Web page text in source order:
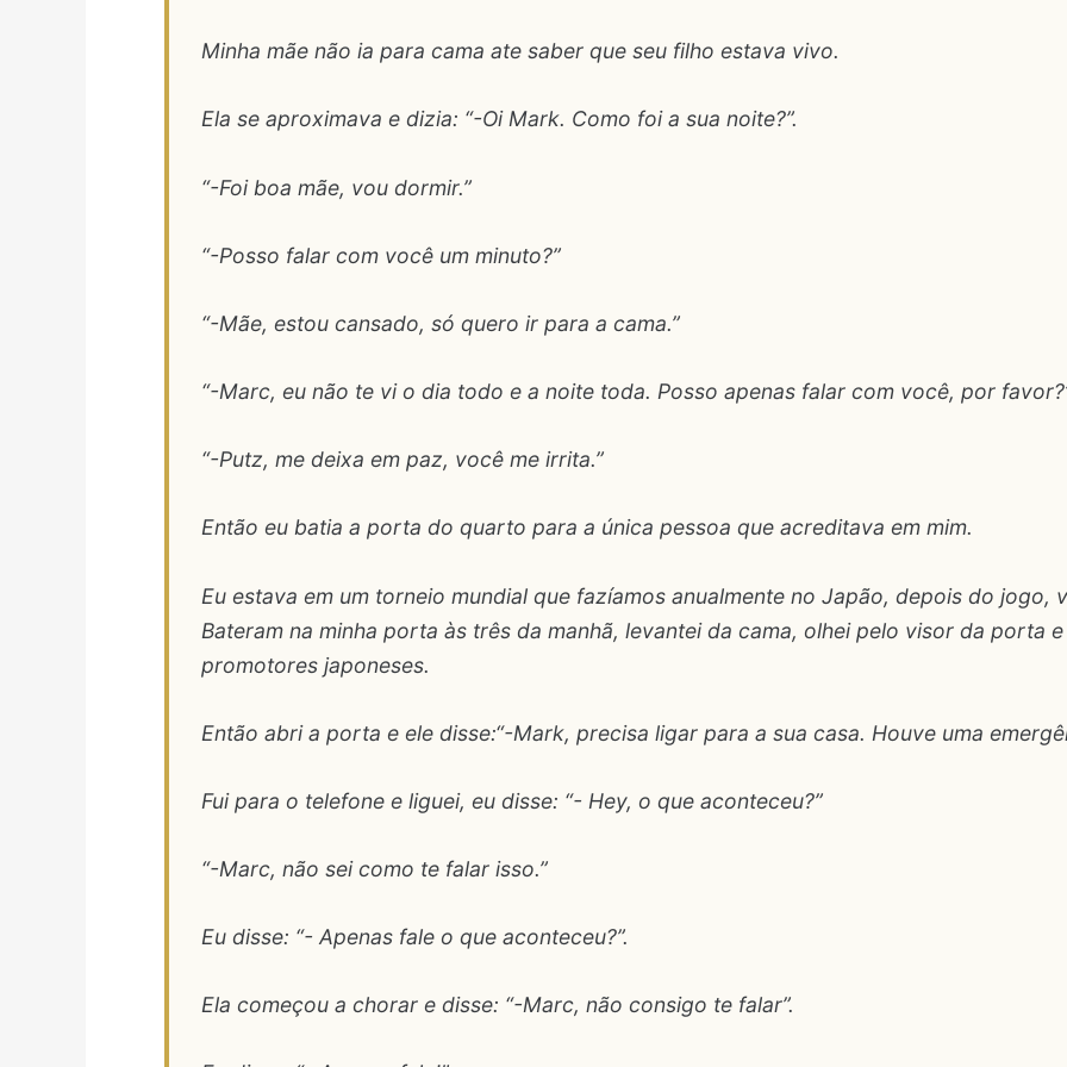
Minha mãe não ia para cama ate saber que seu filho estava vivo.
Ela se aproximava e dizia: “-Oi Mark. Como foi a sua noite?”.
“-Foi boa mãe, vou dormir.”
“-Posso falar com você um minuto?”
“-Mãe, estou cansado, só quero ir para a cama.”
“-Marc, eu não te vi o dia todo e a noite toda. Posso apenas falar com você, por
“-Putz, me deixa em paz, você me irrita.”
Então eu batia a porta do quarto para a única pessoa que acreditava em mim.
Eu estava em um torneio mundial que fazíamos anualmente no Japão, depois do jogo,
Bateram na minha porta às três da manhã, levantei da cama, olhei pelo visor da porta
promotores japoneses.
Então abri a porta e ele disse:“-Mark, precisa ligar para a sua casa. Houve uma
Fui para o telefone e liguei, eu disse: “- Hey, o que aconteceu?”
“-Marc, não sei como te falar isso.”
Eu disse: “- Apenas fale o que aconteceu?”.
Ela começou a chorar e disse: “-Marc, não consigo te falar”.